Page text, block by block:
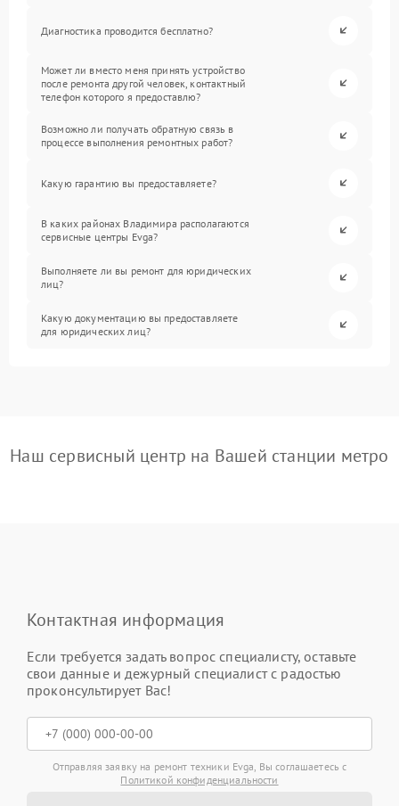
Диагностика проводится бесплатно?
Может ли вместо меня принять устройство
после ремонта другой человек, контактный
телефон которого я предоставлю?
Возможно ли получать обратную связь в
процессе выполнения ремонтных работ?
Какую гарантию вы предоставляете?
В каких районах Владимира располагаются
сервисные центры Evga?
Выполняете ли вы ремонт для юридических
лиц?
Какую документацию вы предоставляете
для юридических лиц?
Наш сервисный центр на Вашей станции метро
Контактная информация
Если требуется задать вопрос специалисту, оставьте
свои данные и дежурный специалист с радостью
проконсультирует Вас!
Отправляя заявку на ремонт техники Evga, Вы соглашаетесь с
Политикой конфиденциальности